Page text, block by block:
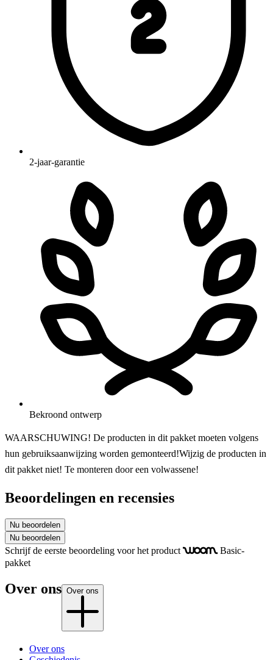
2-jaar-garantie
Bekroond ontwerp
WAARSCHUWING! De producten in dit pakket moeten volgens
hun gebruiksaanwijzing worden gemonteerd!Wijzig de producten in
dit pakket niet! Te monteren door een volwassene!
Beoordelingen en recensies
Nu beoordelen
Nu beoordelen
Schrijf de eerste beoordeling voor het product woom Basic-
pakket
Over ons Over ons
Over ons